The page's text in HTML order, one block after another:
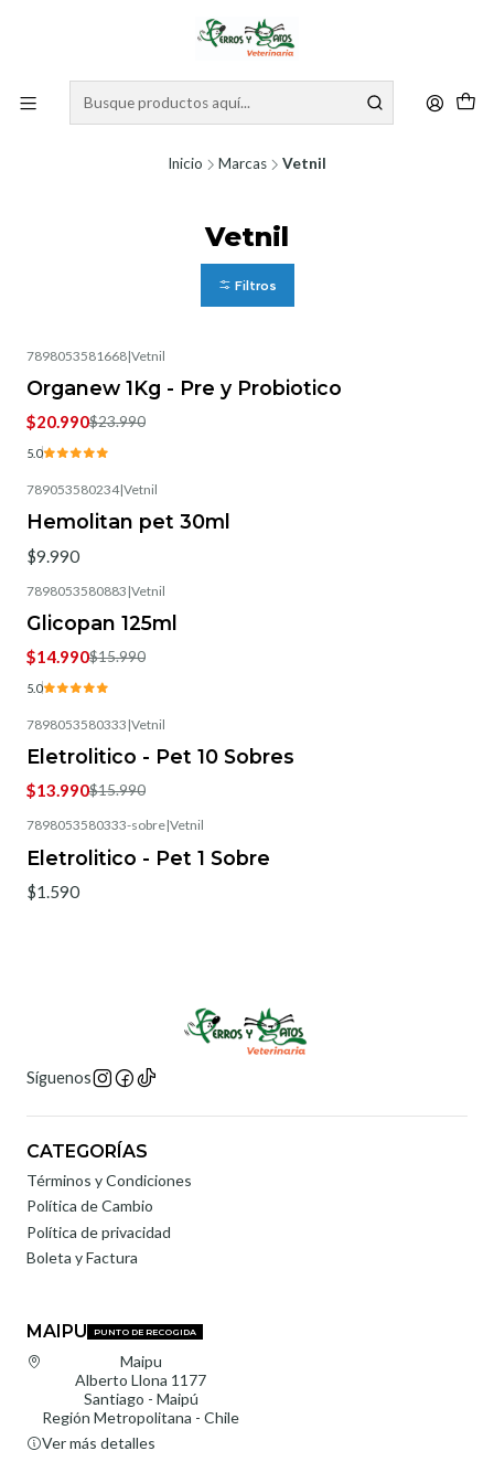
Inicio Marcas Vetnil
Vetnil
Filtros
7898053581668|Vetnil
Organew 1Kg - Pre y Probiotico
$20.990$23.990
5.0
789053580234|Vetnil
Hemolitan pet 30ml
$9.990
7898053580883 |Vetnil
Glicopan 125ml
$14.990$15.990
5.0
7898053580333 |Vetnil
Eletrolitico - Pet 10 Sobres
$13.990$15.990
7898053580333-sobre|Vetnil
Eletrolitico - Pet 1 Sobre
$1.590
Síguenos
CATEGORÍAS
Términos y Condiciones
Política de Cambio
Política de privacidad
Boleta y Factura
MAIPU PUNTO DE RECOGIDA
Maipu
Alberto Llona 1177
Santiago - Maipú
Región Metropolitana - Chile
Ver más detalles